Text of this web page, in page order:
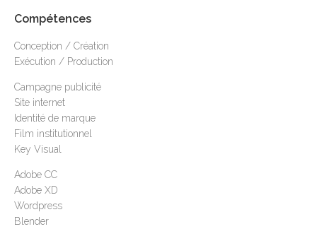
Compétences
Conception / Création
Exécution / Production
Campagne publicité
Site internet
Identité de marque
Film institutionnel
Key Visual
Adobe CC
Adobe XD
Wordpress
Blender